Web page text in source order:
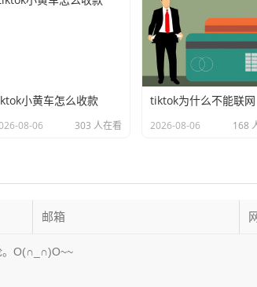
小黄车怎么收款
08-06 303 人在看
tiktok为什么不能联网
2026-08-06 168